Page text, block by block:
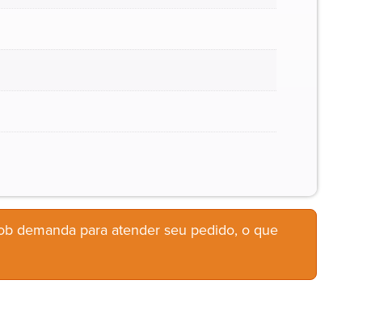
demanda para atender seu pedido, o que